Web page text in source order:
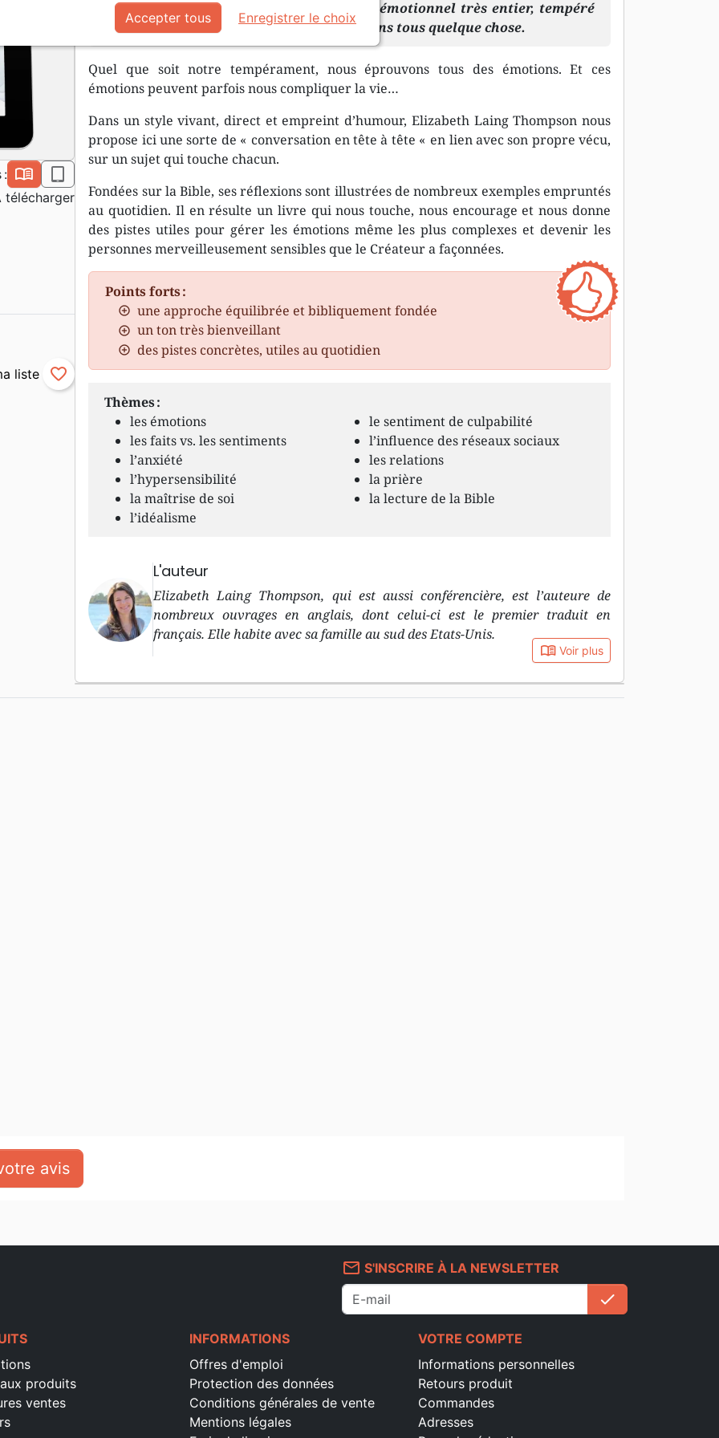
Peu importe que nous ayons un profil émotionnel très entier, tempéré
ou stoïque, le fait est que nous ressentons tous quelque chose.
Quel que soit notre tempérament, nous éprouvons tous des émotions. Et ces
émotions peuvent parfois nous compliquer la vie…
Dans un style vivant, direct et empreint d’humour, Elizabeth Laing Thompson nous
propose ici une sorte de « conversation en tête à tête « en lien avec son propre vécu,
sur un sujet qui touche chacun.
Fondées sur la Bible, ses réflexions sont illustrées de nombreux exemples empruntés
au quotidien. Il en résulte un livre qui nous touche, nous encourage et nous donne
des pistes utiles pour gérer les émotions même les plus complexes et devenir les
personnes merveilleusement sensibles que le Créateur a façonnées.
Points forts :
une approche équilibrée et bibliquement fondée
un ton très bienveillant
des pistes concrètes, utiles au quotidien
Thèmes :
les émotions
les faits vs. les sentiments
l’anxiété
l’hypersensibilité
la maîtrise de soi
l’idéalisme
le sentiment de culpabilité
l’influence des réseaux sociaux
les relations
la prière
la lecture de la Bible
L'auteur
Elizabeth Laing Thompson, qui est aussi conférencière, est l’auteure de
nombreux ouvrages en anglais, dont celui-ci est le premier traduit en
français. Elle habite avec sa famille au sud des Etats-Unis.
book_open Voir plus
: book_open
epub
télécharger
favorite_border
avis
mail_outline S'INSCRIRE À LA NEWSLETTER
check
produits
ventes
INFORMATIONS
Offres d'emploi
Protection des données
Conditions générales de vente
Mentions légales
VOTRE COMPTE
Informations personnelles
Retours produit
Commandes
Adresses
Accepter tous Enregistrer le choix